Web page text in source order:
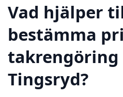
Vad hjälper
bestämma
takrengöring
Tingsryd?